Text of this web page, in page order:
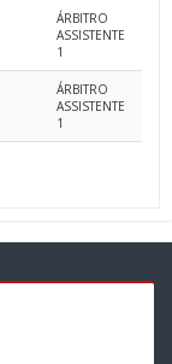
ÁRBITRO
ASSISTENTE
1
ÁRBITRO
ASSISTENTE
1